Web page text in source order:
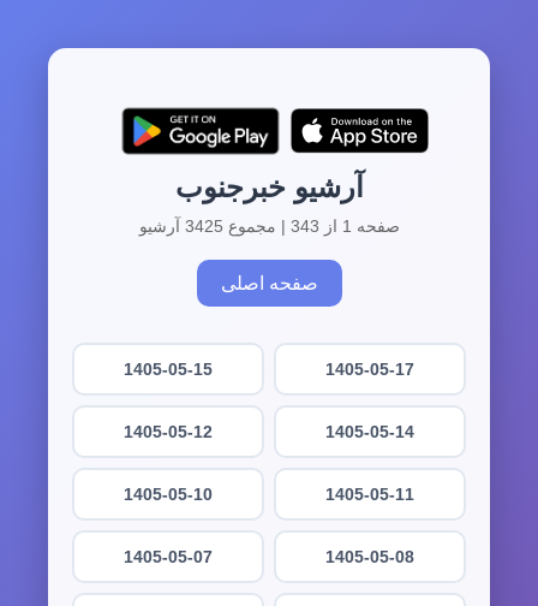
آرشیو خبرجنوب
صفحه 1 از 343 | مجموع 3425 آرشیو
صفحه اصلی
1405-05-17
1405-05-15
1405-05-14
1405-05-12
1405-05-11
1405-05-10
1405-05-08
1405-05-07